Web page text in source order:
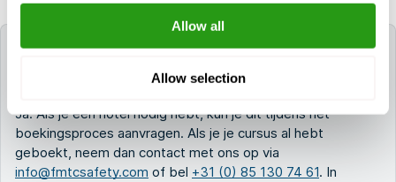
Allow all
Allow selection
Kan FMTC mij helpen een hotel te boeken voor
Ja. Als je een hotel nodig hebt, kun je dit tijdens het
boekingsproces aanvragen. Als je je cursus al hebt
geboekt, neem dan contact met ons op via
info@fmtcsafety.com of bel +31 (0) 85 130 74 61. In